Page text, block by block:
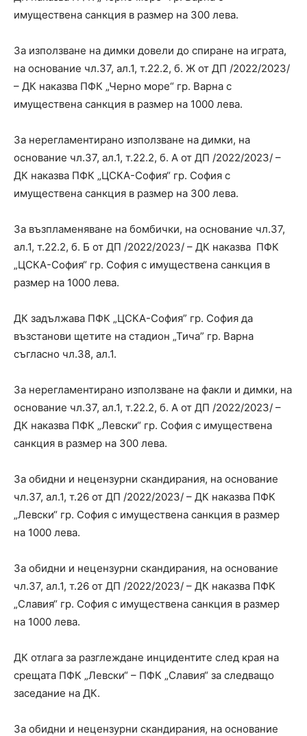
имуществена санкция в размер на 300 лева.
За използване на димки довели до спиране на играта,
на основание чл.37, ал.1, т.22.2, б. Ж от ДП /2022/2023/
– ДК наказва ПФК „Черно море“ гр. Варна с
имуществена санкция в размер на 1000 лева.
За нерегламентирано използване на димки, на
основание чл.37, ал.1, т.22.2, б. А от ДП /2022/2023/ –
ДК наказва ПФК „ЦСКА-София“ гр. София с
имуществена санкция в размер на 300 лева.
За възпламеняване на бомбички, на основание чл.37,
ал.1, т.22.2, б. Б от ДП /2022/2023/ – ДК наказва ПФК
„ЦСКА-София“ гр. София с имуществена санкция в
размер на 1000 лева.
ДК задължава ПФК „ЦСКА-София” гр. София да
възстанови щетите на стадион „Тича” гр. Варна
съгласно чл.38, ал.1.
За нерегламентирано използване на факли и димки, на
основание чл.37, ал.1, т.22.2, б. А от ДП /2022/2023/ –
ДК наказва ПФК „Левски“ гр. София с имуществена
санкция в размер на 300 лева.
За обидни и нецензурни скандирания, на основание
чл.37, ал.1, т.26 от ДП /2022/2023/ – ДК наказва ПФК
„Левски“ гр. София с имуществена санкция в размер
на 1000 лева.
За обидни и нецензурни скандирания, на основание
чл.37, ал.1, т.26 от ДП /2022/2023/ – ДК наказва ПФК
„Славия“ гр. София с имуществена санкция в размер
на 1000 лева.
ДК отлага за разглеждане инцидентите след края на
срещата ПФК „Левски“ – ПФК „Славия“ за следващо
заседание на ДК.
За обидни и нецензурни скандирания, на основание